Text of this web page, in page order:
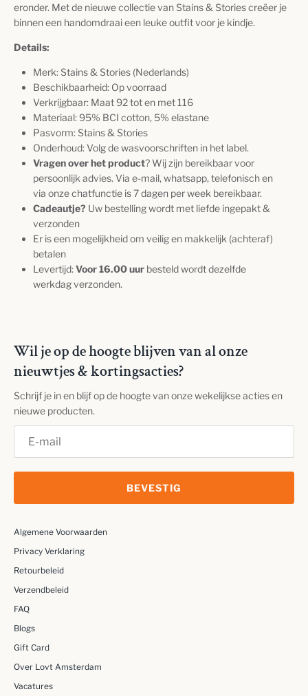
eronder. Met de nieuwe collectie van Stains & Stories creëer je
binnen een handomdraai een leuke outfit voor je kindje.
Details:
Merk: Stains & Stories (Nederlands)
Beschikbaarheid: Op voorraad
Verkrijgbaar: Maat 92 tot en met 116
Materiaal:95% BCI cotton, 5% elastane
Pasvorm: Stains & Stories
Onderhoud: Volg de wasvoorschriften in het label.
Vragen over het product? Wij zijn bereikbaar voor
persoonlijk advies. Via e-mail, whatsapp, telefonisch en
via onze chatfunctie is 7 dagen per week bereikbaar.
Cadeautje? Uw bestelling wordt met liefde ingepakt &
verzonden
Er is een mogelijkheid om veilig en makkelijk (achteraf)
betalen
Levertijd:Voor 16.00 uur besteld wordt dezelfde
werkdag verzonden.
Wil je op de hoogte blijven van al onze
nieuwtjes & kortingsacties?
Schrijf je in en blijf op de hoogte van onze wekelijkse acties en
nieuwe producten.
BEVESTIG
Algemene Voorwaarden
Privacy Verklaring
Retourbeleid
Verzendbeleid
FAQ
Blogs
Gift Card
Over Lovt Amsterdam
Vacatures